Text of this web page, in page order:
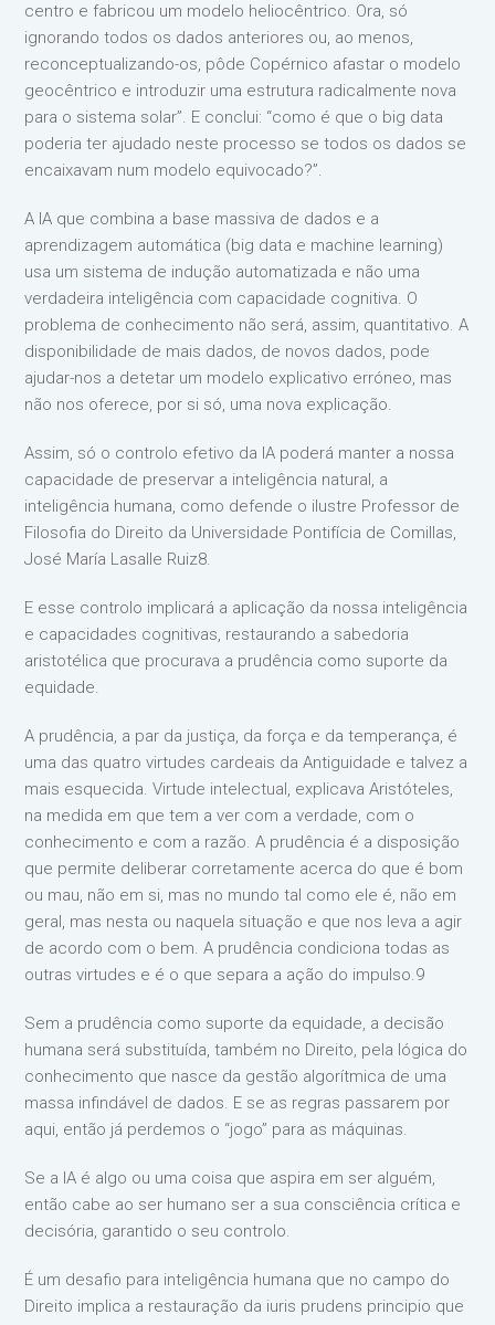
centro e fabricou um modelo heliocêntrico. Ora, só
ignorando todos os dados anteriores ou, ao menos,
reconceptualizando-os, pôde Copérnico afastar o modelo
geocêntrico e introduzir uma estrutura radicalmente nova
para o sistema solar”. E conclui: “como é que o big data
poderia ter ajudado neste processo se todos os dados se
encaixavam num modelo equivocado?”.
A IA que combina a base massiva de dados e a
aprendizagem automática (big data e machine learning)
usa um sistema de indução automatizada e não uma
verdadeira inteligência com capacidade cognitiva. O
problema de conhecimento não será, assim, quantitativo. A
disponibilidade de mais dados, de novos dados, pode
ajudar-nos a detetar um modelo explicativo erróneo, mas
não nos oferece, por si só, uma nova explicação.
Assim, só o controlo efetivo da IA poderá manter a nossa
capacidade de preservar a inteligência natural, a
inteligência humana, como defende o ilustre Professor de
Filosofia do Direito da Universidade Pontifícia de Comillas,
José María Lasalle Ruiz8.
E esse controlo implicará a aplicação da nossa inteligência
e capacidades cognitivas, restaurando a sabedoria
aristotélica que procurava a prudência como suporte da
equidade.
A prudência, a par da justiça, da força e da temperança, é
uma das quatro virtudes cardeais da Antiguidade e talvez a
mais esquecida. Virtude intelectual, explicava Aristóteles,
na medida em que tem a ver com a verdade, com o
conhecimento e com a razão. A prudência é a disposição
que permite deliberar corretamente acerca do que é bom
ou mau, não em si, mas no mundo tal como ele é, não em
geral, mas nesta ou naquela situação e que nos leva a agir
de acordo com o bem. A prudência condiciona todas as
outras virtudes e é o que separa a ação do impulso.9
Sem a prudência como suporte da equidade, a decisão
humana será substituída, também no Direito, pela lógica do
conhecimento que nasce da gestão algorítmica de uma
massa infindável de dados. E se as regras passarem por
aqui, então já perdemos o “jogo” para as máquinas.
Se a IA é algo ou uma coisa que aspira em ser alguém,
então cabe ao ser humano ser a sua consciência crítica e
decisória, garantido o seu controlo.
É um desafio para inteligência humana que no campo do
Direito implica a restauração da iuris prudens principio que